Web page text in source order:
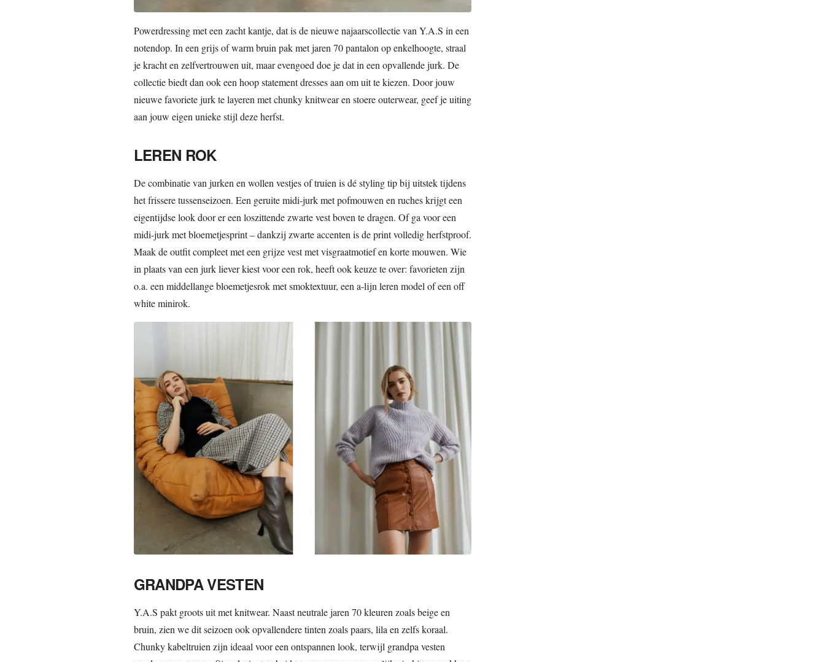
Powerdressing met een zacht kantje, dat is de nieuwe najaarscollectie van Y.A.S in een
notendop. In een grijs of warm bruin pak met jaren 70 pantalon op enkelhoogte, straal
je kracht en zelfvertrouwen uit, maar evengoed doe je dat in een opvallende jurk. De
collectie biedt dan ook een hoop statement dresses aan om uit te kiezen. Door jouw
nieuwe favoriete jurk te layeren met chunky knitwear en stoere outerwear, geef je uiting
aan jouw eigen unieke stijl deze herfst.
LEREN ROK
De combinatie van jurken en wollen vestjes of truien is dé styling tip bij uitstek tijdens
het frissere tussenseizoen. Een geruite midi-jurk met pofmouwen en ruches krijgt een
eigentijdse look door er een loszittende zwarte vest boven te dragen. Of ga voor een
midi-jurk met bloemetjesprint – dankzij zwarte accenten is de print volledig herfstproof.
Maak de outfit compleet met een grijze vest met visgraatmotief en korte mouwen. Wie
in plaats van een jurk liever kiest voor een rok, heeft ook keuze te over: favorieten zijn
o.a. een middellange bloemetjesrok met smoktextuur, een a-lijn leren model of een off
white minirok.
GRANDPA VESTEN
Y.A.S pakt groots uit met knitwear. Naast neutrale jaren 70 kleuren zoals beige en
bruin, zien we dit seizoen ook opvallendere tinten zoals paars, lila en zelfs koraal.
Chunky kabeltruien zijn ideaal voor een ontspannen look, terwijl grandpa vesten